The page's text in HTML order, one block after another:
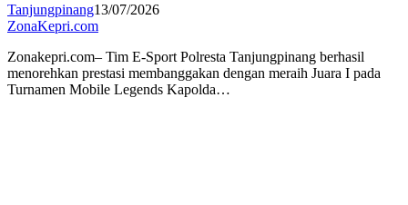
Tanjungpinang13/07/2026
ZonaKepri.com
Zonakepri.com– Tim E-Sport Polresta Tanjungpinang berhasil
menorehkan prestasi membanggakan dengan meraih Juara I pada
Turnamen Mobile Legends Kapolda…